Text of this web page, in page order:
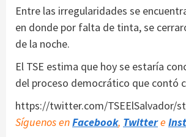
Entre las irregularidades se
en donde por falta de tinta, se
de la noche.
El TSE estima que hoy se estaría
del proceso democrático que contó
https://twitter.com/TSEElSalvador/
Síguenos enFacebook, Twittere